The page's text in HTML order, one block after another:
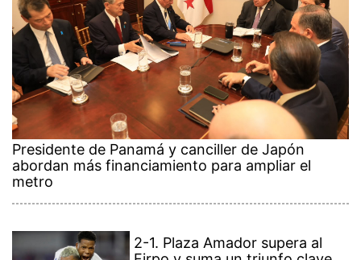
Presidente de Panamá y canciller de Japón
abordan más financiamiento para ampliar el
metro
2-1. Plaza Amador supera al